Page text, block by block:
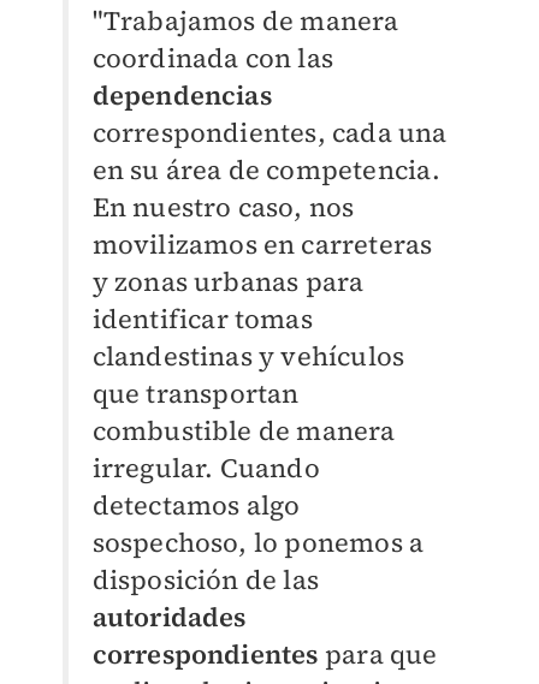
"Trabajamos de manera
coordinada con las
dependencias
correspondientes, cada una
en su área de competencia.
En nuestro caso, nos
movilizamos en carreteras
y zonas urbanas para
identificar tomas
clandestinas y vehículos
que transportan
combustible de manera
irregular. Cuando
detectamos algo
sospechoso, lo ponemos a
disposición de las
autoridades
correspondientes para que